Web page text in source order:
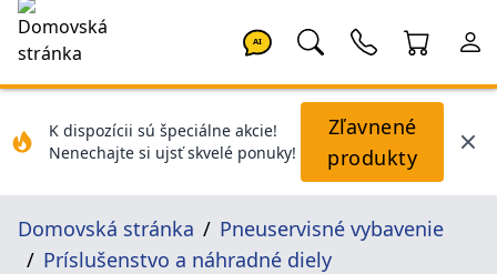
AI
K dispozícii sú špeciálne akcie!
Nenechajte si ujsť skvelé ponuky!
Zľavnené
produkty
Domovská stránka
Pneuservisné vybavenie
Príslušenstvo a náhradné diely